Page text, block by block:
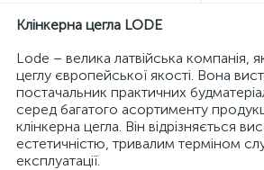
Клінкерна цегла LODE
Lode – велика латвійська компанія,
цеглу європейської якості. Вона
постачальник практичних
серед багатого асортименту
клінкерна цегла. Він відрізняється
естетичністю, тривалим терміном
експлуатації.